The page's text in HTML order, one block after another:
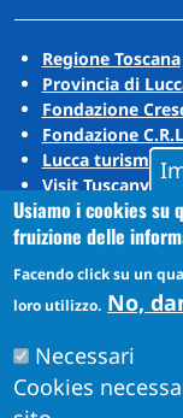
Regione Toscana
Provincia di
Fondazione
Fondazione
Lucca turismo
Visit Tuscany
Puccini Lands
Social media
YouTube
Usiamo i cookies
fruizione delle
Facendo click su un
loro utilizzo. No,
Necessari
Cookies